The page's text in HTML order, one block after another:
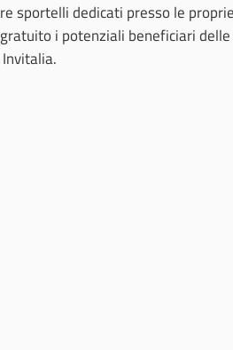
sportelli dedicati presso le
i potenziali beneficiari